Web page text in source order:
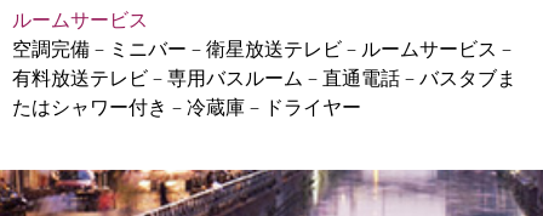
ルームサービス
空調完備 – ミニバー – 衛星放送テレビ – ルームサービス –
有料放送テレビ – 専用バスルーム – 直通電話 – バスタブま
たはシャワー付き – 冷蔵庫 – ドライヤー